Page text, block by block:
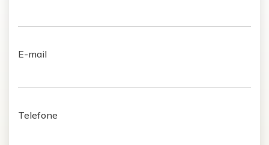
E-mail
Telefone